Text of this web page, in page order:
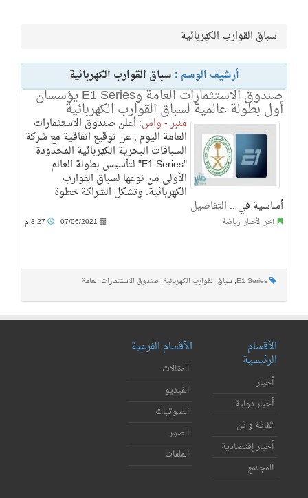
سباق القوارب الكهربائية
أرشيف الوسم : سباق القوارب الكهربائية
صندوق الاستثمارات العامة وE1 Series يؤسسان
أول بطولة عالمية لسباق القوارب الكهربائية
منبر - واس:أعلن صندوق الاستثمارات
العامة اليوم , عن توقيع اتفاقية مع شركة
السباقات البحرية الكهربائية المحدودة
"E1 Series" لتأسيس بطولة العالم
الأولى من نوعها لسباق القوارب
الكهربائية. وتشكل الشراكة خطوة
أساسية في .. التفاصيل
آخر الأخبار, رياضة 07/06/2021
E1 Series
, سباق القوارب الكهربائية, صندوق الاستثمارات العامة
الأقسام
الرئيسية
أخبار
أخبار دولية
ثقافة و فن
أخبار إقتصادية
المجتمع
الأقسام الفرعية
المقالات
الفيديو
الصوتيات
الصور
الملفات